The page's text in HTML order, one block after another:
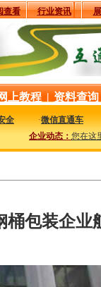
查看 行业资讯
上教程 | 资料查询
全 ·微信直通车
企业动态：您在这里可
桶包装企业